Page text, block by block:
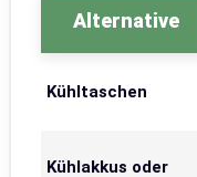
Alternative
Kühltaschen
Kühlakkus oder